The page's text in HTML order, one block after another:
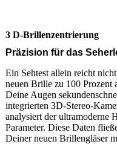
3 D-Brillenzentrierung
Präzision für das
Ein Sehtest allein reicht
neuen Brille zu 100 Prozent
Deine Augen
integrierten 3D-Stereo-
analysiert der ultramoderne
Parameter. Diese Daten
Deiner neuen Brillengläser